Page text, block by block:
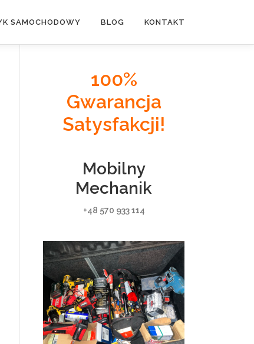
SAMOCHODOWY BLOG KONTAKT
100%
Gwarancja
Satysfakcji!
Mobilny
Mechanik
+48 570 933 114